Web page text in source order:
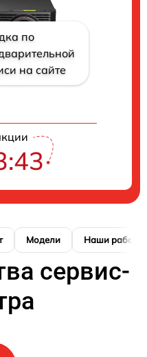
по
на сайте
Модели Наши работы
сервис-